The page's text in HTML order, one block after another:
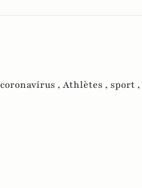
coronavirus , Athlètes , sport ,